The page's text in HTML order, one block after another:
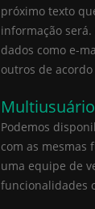
próximo texto
informação
dados como e-
outros de
Podemos
com as mesmas
uma equipe de
funcionalidades